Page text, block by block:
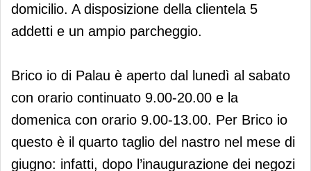
domicilio. A disposizione della clientela 5
addetti e un ampio parcheggio.
Brico io di Palau è aperto dal lunedì al sabato
con orario continuato 9.00-20.00 e la
domenica con orario 9.00-13.00. Per Brico io
questo è il quarto taglio del nastro nel mese di
giugno: infatti, dopo l’inaugurazione dei negozi